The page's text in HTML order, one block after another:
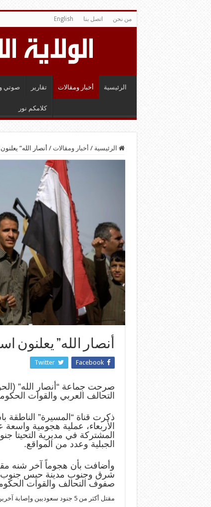
من نحن اتصل بنا English
الرئيسية أخبار ومقالات تقارير صوتي
كلامكم نور
الرئيسية / أخبار ومقالات / أنصار الله”
أنصار الله” يعلنون
Facebook
Twitter
صرحت جماعة “أنصار الله”
التحالف العربي والقوات
ذكرت قناة “المسيرة” الناطقة
الأربعاء، عملية هجومية
المشتركة في مديرية التحيتا
الجبلية وعدد من المواقع.
وأضافت بأن هجوماً آخر شنه
شرق وجنوب مدينة حيس جنوب
صفوف التحالف والقوات
مقتل أكثر من 5 جنود سعوديين وإصابة آخرين بكمين لـ”أنصار الله” في نجران